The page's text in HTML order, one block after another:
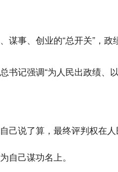
谋事、创业的“总开关”，
书记强调“为人民出政绩、
己说了算，最终评判权在
自己谋功名上。